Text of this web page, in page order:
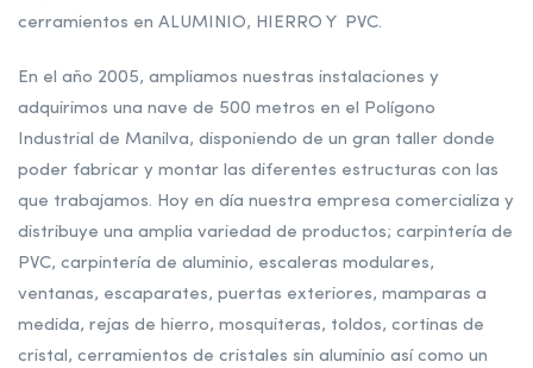
cerramientos en ALUMINIO, HIERRO Y PVC.
En el año 2005, ampliamos nuestras instalaciones y
adquirimos una nave de 500 metros en el Polígono
Industrial de Manilva, disponiendo de un gran taller donde
poder fabricar y montar las diferentes estructuras con las
que trabajamos. Hoy en día nuestra empresa comercializa y
distribuye una amplia variedad de productos; carpintería de
PVC, carpintería de aluminio, escaleras modulares,
ventanas, escaparates, puertas exteriores, mamparas a
medida, rejas de hierro, mosquiteras, toldos, cortinas de
cristal, cerramientos de cristales sin aluminio así como un